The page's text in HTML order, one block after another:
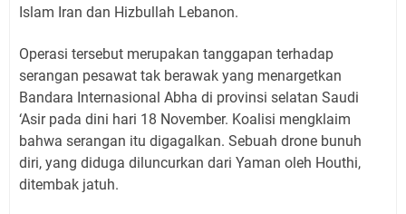
Islam Iran dan Hizbullah Lebanon.
Operasi tersebut merupakan tanggapan terhadap
serangan pesawat tak berawak yang menargetkan
Bandara Internasional Abha di provinsi selatan Saudi
‘Asir pada dini hari 18 November. Koalisi mengklaim
bahwa serangan itu digagalkan. Sebuah drone bunuh
diri, yang diduga diluncurkan dari Yaman oleh Houthi,
ditembak jatuh.